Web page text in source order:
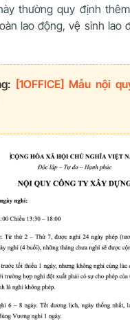
thường quy định
lao động, vệ sinh lao
[1OFFICE] Mẫu nội